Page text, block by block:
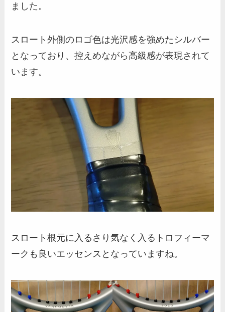
ました。
スロート外側のロゴ色は光沢感を強めたシルバー
となっており、控えめながら高級感が表現されて
います。
スロート根元に入るさり気なく入るトロフィーマ
ークも良いエッセンスとなっていますね。